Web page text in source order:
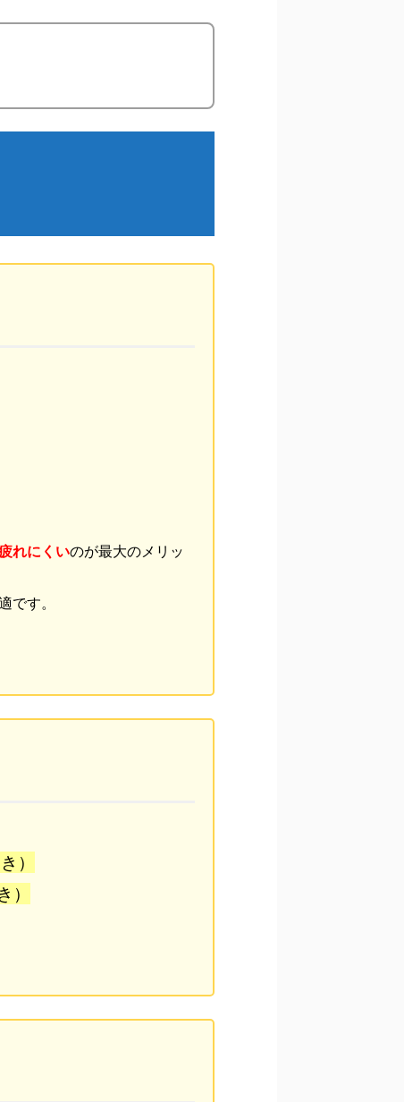
れにくいのが最大のメリッ
です。
）